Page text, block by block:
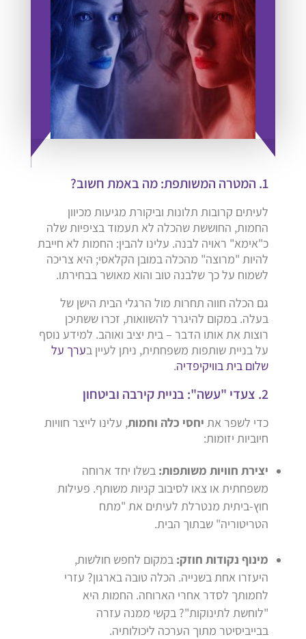
1. המטרה המשותפת: מה באמת חשוב?
לעיתים קרובות תלונות וביקורת מגיעות מכיוון
החמות, החוששת שהכלה לא תעמוד בציפיות שלה
כ"אימא" ראויה לבנה. עלינו להבין: החמות לא חייבת
להיות "מרוצה" מהכלה במובן הקלאסי; היא צריכה
לשמוח על כך שלבנה טוב והוא מאושר בבחירתו.
גם הכלה חווה תחרות מול הרגלי הבית הישן של
בעלה. במקום להיגרר להשוואות, זכרו ששתיכן
רוצות את אותו הדבר – בית יציב ואוהב. למידע נוסף
על בניית שותפות משפחתית, ניתן לעיין בערך על
שלום בית בוויקיפדיה.
2. צעדי "עשה": בניית קירבה וביטחון
כדי לשפר את יחסי כלה וחמות, עלינו לייצר חוויות
חיוביות יזומות:
יצירת חוויות משותפות: בשלו יחד ארוחה
משפחתית או צאו לסיבוב קניות משותף. פעילות
חוץ-ביתית מנטרלת לעיתים את "מתח
הטריטוריה" שבתוך הבית.
מינוף נקודות חוזק: במקום לחפש חולשות,
היעזרו אחת בשנייה. הכלה טובה בארגון? עזרי
לחמותך לסדר אחרי הארוחה. החמות היא
"לוחשת לתינוקות"? בקשי ממנה עזרה
בבייביסיטר מתוך הערכה ליכולותיה.